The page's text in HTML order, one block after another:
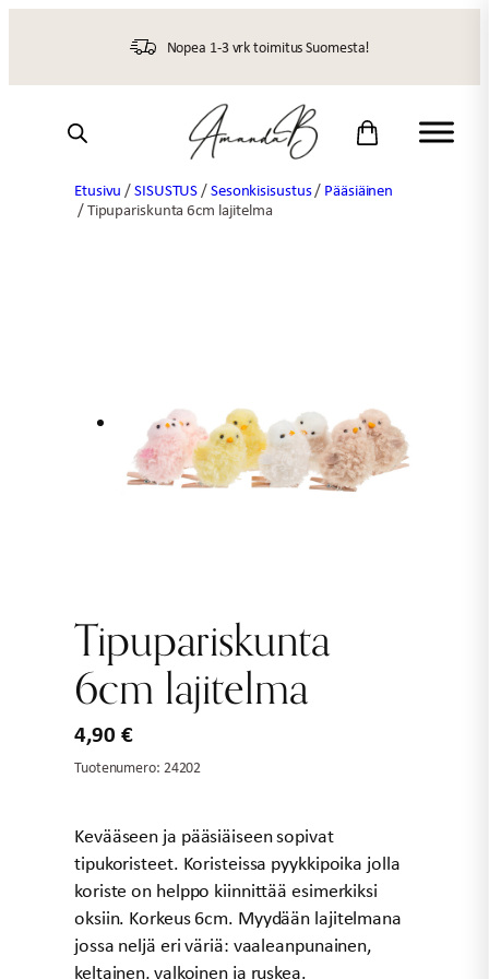
Nopea 1-3 vrk toimitus Suomesta!
Etusivu /SISUSTUS/Sesonkisisustus/ Pääsiäinen
/ Tipupariskunta 6cm lajitelma
Tipupariskunta
6cm lajitelma
4,90 €
Tuotenumero: 24202
Kevääseen ja pääsiäiseen sopivat
tipukoristeet. Koristeissa pyykkipoika jolla
koriste on helppo kiinnittää esimerkiksi
oksiin. Korkeus 6cm. Myydään lajitelmana
jossa neljä eri väriä: vaaleanpunainen,
keltainen, valkoinen ja ruskea.